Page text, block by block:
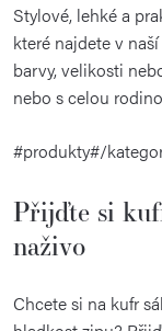
Stylové, lehké a
které najdete v
barvy, velikosti
nebo s celou
#produkty#/
Přijďte si
naživo
Chcete si na kufr